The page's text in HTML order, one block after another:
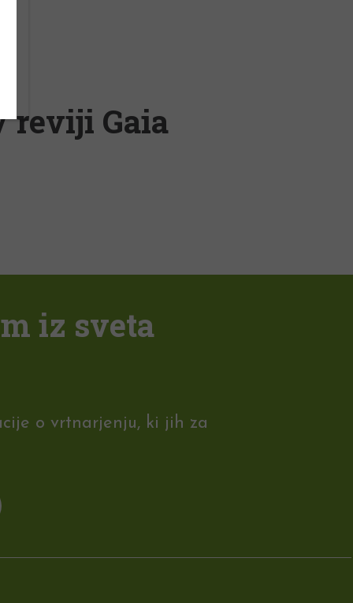
reviji Gaia
iz sveta
o vrtnarjenju, ki jih za